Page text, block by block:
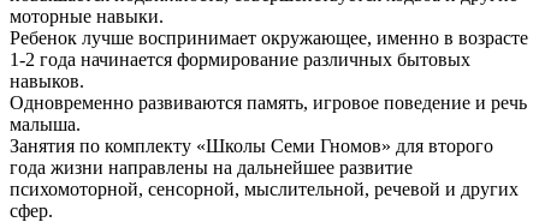
моторные навыки.
Ребенок лучше воспринимает окружающее, именно в возрасте
1-2 года начинается формирование различных бытовых
навыков.
Одновременно развиваются память, игровое поведение и речь
малыша.
Занятия по комплекту «Школы Семи Гномов» для второго
года жизни направлены на дальнейшее развитие
психомоторной, сенсорной, мыслительной, речевой и других
сфер.